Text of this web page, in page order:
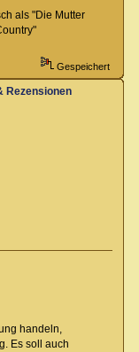
als "Die Mutter
Gespeichert
Rezensionen
handeln,
Es soll auch